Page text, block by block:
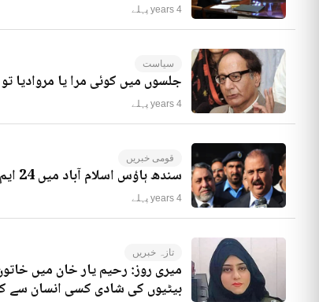
4 years پہلے
سیاست
جلسوں میں کوئی مرا یا
4 years پہلے
قومی خبریں
سندھ ہاؤس اسلام آباد میں 24 ایم این ایز موجود ہیں، راجہ ریاض کا انکشاف
4 years پہلے
تازہ خبریں
میری روز: رحیم یار خان میں
بیٹیوں کی شادی کسی انسان سے